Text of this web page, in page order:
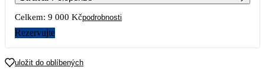
2 3 4 5 6 7 8
4 500 4 500 4 500 4 500 4 500
16 17
Celkem: 9 000 Kčpodrobnosti
Rezervujte
uložit do oblíbených